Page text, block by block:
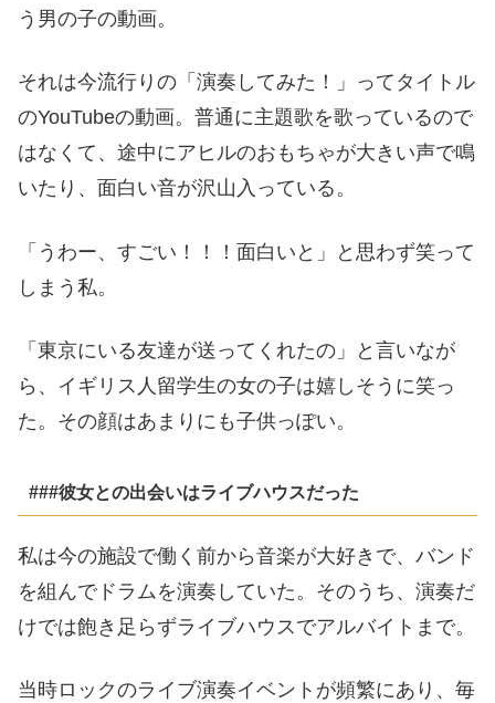
う男の子の動画。
それは今流行りの「演奏してみた！」ってタイトル
のYouTubeの動画。普通に主題歌を歌っているので
はなくて、途中にアヒルのおもちゃが大きい声で鳴
いたり、面白い音が沢山入っている。
「うわー、すごい！！！面白いと」と思わず笑って
しまう私。
「東京にいる友達が送ってくれたの」と言いなが
ら、イギリス人留学生の女の子は嬉しそうに笑っ
た。その顔はあまりにも子供っぽい。
###彼女との出会いはライブハウスだった
私は今の施設で働く前から音楽が大好きで、バンド
を組んでドラムを演奏していた。そのうち、演奏だ
けでは飽き足らずライブハウスでアルバイトまで。
当時ロックのライブ演奏イベントが頻繁にあり、毎